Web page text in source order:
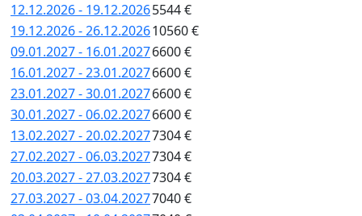
12.12.2026 - 19.12.20265544 €
19.12.2026 - 26.12.202610560 €
09.01.2027 - 16.01.20276600 €
16.01.2027 - 23.01.20276600 €
23.01.2027 - 30.01.20276600 €
30.01.2027 - 06.02.20276600 €
13.02.2027 - 20.02.20277304 €
27.02.2027 - 06.03.20277304 €
20.03.2027 - 27.03.20277304 €
27.03.2027 - 03.04.20277040 €